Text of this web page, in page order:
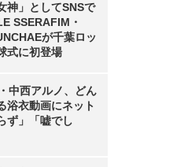
神」としてSNSで
SSERAFIM・
が千葉ロッ
式に初登場
中西アルノ、どん
浴衣動画にネット
ず」「嘘でし